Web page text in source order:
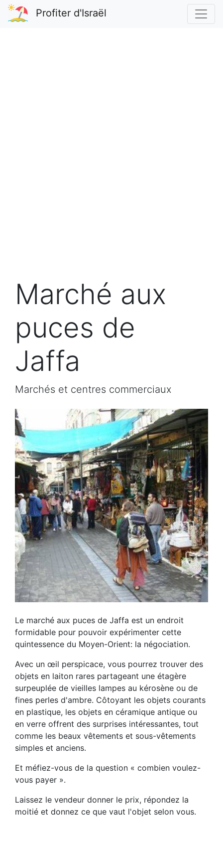
Profiter d'Israël
Marché aux
puces de
Jaffa
Marchés et centres commerciaux
Le marché aux puces de Jaffa est un endroit
formidable pour pouvoir expérimenter cette
quintessence du Moyen-Orient: la négociation.
Avec un œil perspicace, vous pourrez trouver des
objets en laiton rares partageant une étagère
surpeuplée de vieilles lampes au kérosène ou de
fines perles d'ambre. Côtoyant les objets courants
en plastique, les objets en céramique antique ou
en verre offrent des surprises intéressantes, tout
comme les beaux vêtements et sous-vêtements
simples et anciens.
Et méfiez-vous de la question « combien voulez-
vous payer ».
Laissez le vendeur donner le prix, répondez la
moitié et donnez ce que vaut l'objet selon vous.